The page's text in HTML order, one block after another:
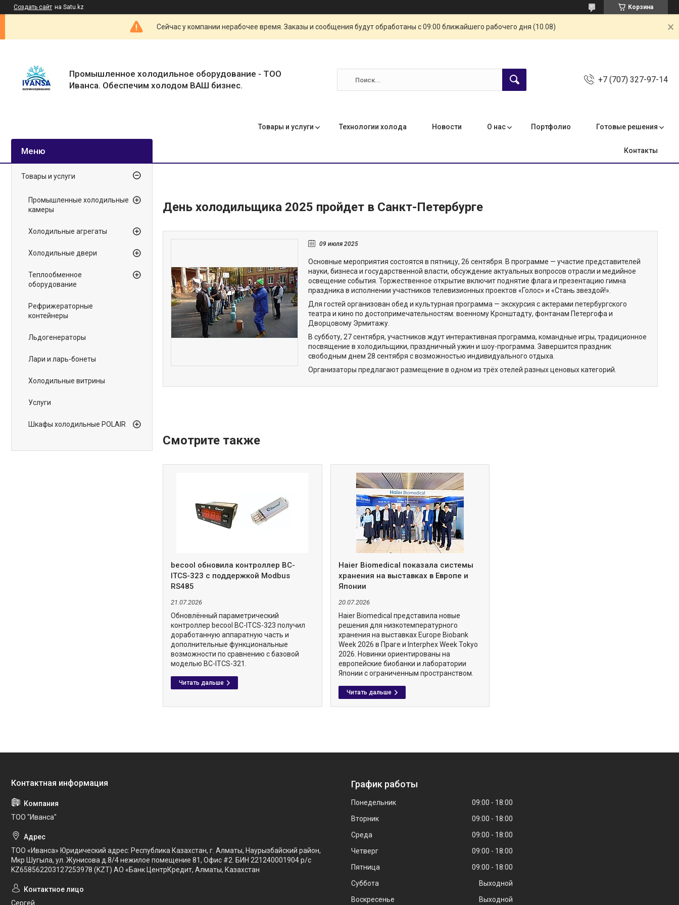
Создать сайт на Satu.kz Корзина
Сейчас у компании нерабочее время. Заказы и сообщения будут обработаны с 09:00 ближайшего рабочего дня (10.08)
Промышленное холодильное оборудование - ТОО
Иванса. Обеспечим холодом ВАШ бизнес.
+7 (707) 327-97-14
Товары и услуги Технологии холода Новости О нас Портфолио Готовые решения
Контакты
День холодильщика 2025 пройдет в Санкт-Петербурге
09 июля 2025
Основные мероприятия состоятся в пятницу, 26 сентября. В программе — участие представителей
науки, бизнеса и государственной власти, обсуждение актуальных вопросов отрасли и медийное
освещение события. Торжественное открытие включит поднятие флага и презентацию гимна
праздника в исполнении участников телевизионных проектов «Голос» и «Стань звездой!».
Для гостей организован обед и культурная программа — экскурсия с актерами петербургского
театра и кино по достопримечательностям: военному Кронштадту, фонтанам Петергофа и
Дворцовому Эрмитажу.
В субботу, 27 сентября, участников ждут интерактивная программа, командные игры, традиционное
посвящение в холодильщики, праздничный ужин и шоу-программа. Завершится праздник
свободным днем 28 сентября с возможностью индивидуального отдыха.
Организаторы предлагают размещение в одном из трёх отелей разных ценовых категорий.
becool обновила контроллер BC-
ITCS-323 с поддержкой Modbus
RS485
21.07.2026
Обновлённый параметрический
контроллер becool BC-ITCS-323 получил
доработанную аппаратную часть и
дополнительные функциональные
возможности по сравнению с базовой
моделью BC-ITCS-321.
Haier Biomedical показала системы
хранения на выставках в Европе и
Японии
20.07.2026
Haier Biomedical представила новые
решения для низкотемпературного
хранения на выставках Europe Biobank
Week 2026 в Праге и Interphex Week Tokyo
2026. Новинки ориентированы на
европейские биобанки и лаборатории
Японии с ограниченным пространством.
Товары и услуги
Промышленные холодильные
камеры
Холодильные агрегаты
Холодильные двери
Теплообменное
оборудование
Рефрижераторные
контейнеры
Льдогенераторы
Лари и ларь-бонеты
Холодильные витрины
Услуги
Шкафы холодильные POLAIR
ТОО "Иванса"
ТОО «Иванса» Юридический адрес: Республика Казахстан, г. Алматы, Наурызбайский район,
Мкр Шугыла, ул. Жунисова д.8/4 нежилое помещение 81, Офис #2. БИН 221240001904 р/с
KZ658562203127253978 (KZT) АО «Банк ЦентрКредит, Алматы, Казахстан
Сергей
График работы
Понедельник 09:00
18:00
Вторник
09:00
18:00
Среда
09:00
18:00
Четверг
09:00
18:00
Пятница
09:00
18:00
Суббота
Выходной
Воскресенье
Выходной